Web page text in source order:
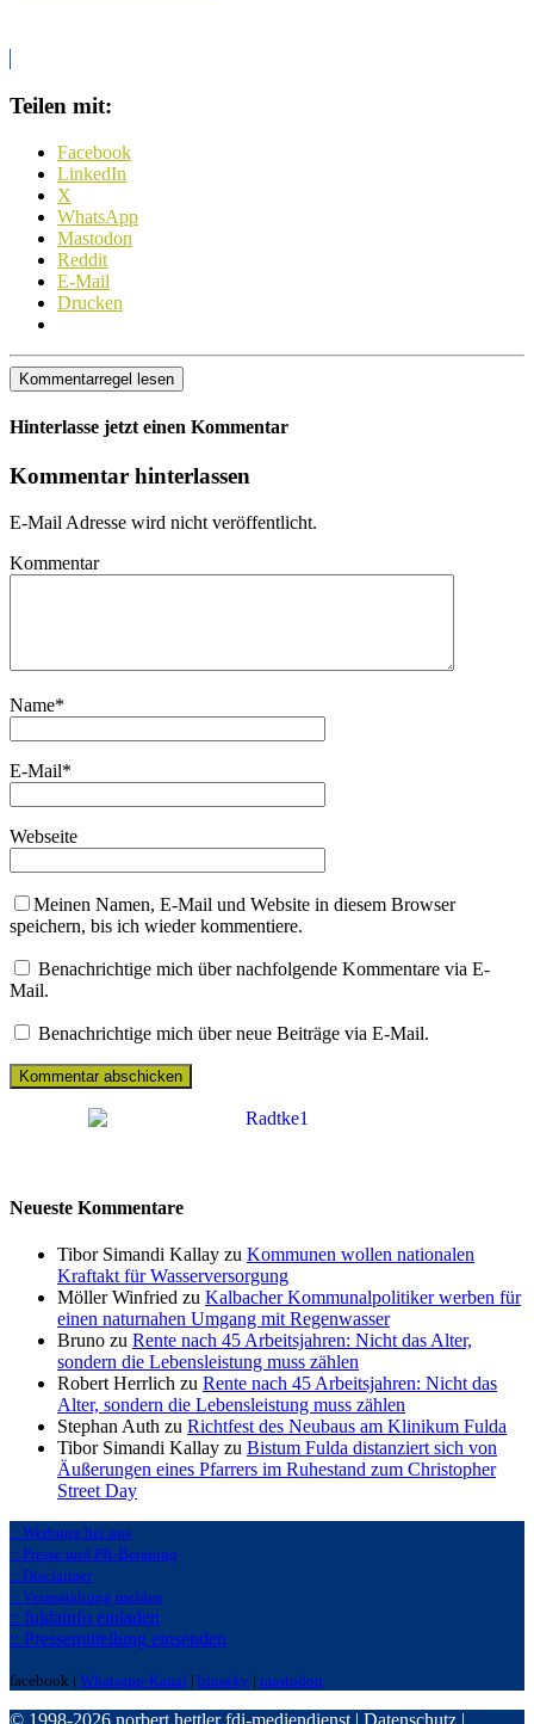
Teilen mit:
Facebook
LinkedIn
X
WhatsApp
Mastodon
Reddit
E-Mail
Drucken
Kommentarregel lesen
Hinterlasse jetzt einen Kommentar
Kommentar hinterlassen
E-Mail Adresse wird nicht veröffentlicht.
Kommentar
Name*
E-Mail*
Webseite
Meinen Namen, E-Mail und Website in diesem Browser
speichern, bis ich wieder kommentiere.
Benachrichtige mich über nachfolgende Kommentare via E-
Mail.
Benachrichtige mich über neue Beiträge via E-Mail.
Neueste Kommentare
Tibor Simandi Kallay zu Kommunen wollen nationalen
Kraftakt für Wasserversorgung
Möller Winfried zu Kalbacher Kommunalpolitiker werben für
einen naturnahen Umgang mit Regenwasser
Bruno zu Rente nach 45 Arbeitsjahren: Nicht das Alter,
sondern die Lebensleistung muss zählen
Robert Herrlich zu Rente nach 45 Arbeitsjahren: Nicht das
Alter, sondern die Lebensleistung muss zählen
Stephan Auth zu Richtfest des Neubaus am Klinikum Fulda
Tibor Simandi Kallay zu Bistum Fulda distanziert sich von
Äußerungen eines Pfarrers im Ruhestand zum Christopher
Street Day
:: Werbung bei uns
:: Presse und PR-Beratung
:: Disclaimer
:: Veranstaltung melden
:: fuldainfo einladen
:: Pressemitteilung einsenden
facebook | Whatsapp-Kanal | bluseky | mastodon